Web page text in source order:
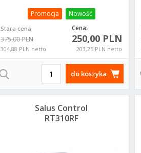
Promocja Nowość
Stara cena
375,00 PLN
304,88 PLN netto
Cena:
250,00 PLN
203,25 PLN netto
do koszyka
Salus Control
RT310RF